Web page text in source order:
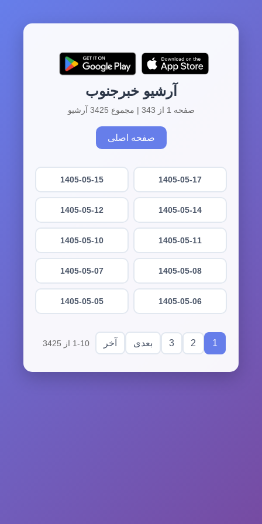
آرشیو خبرجنوب
صفحه 1 از 343 | مجموع 3425 آرشیو
صفحه اصلی
1405-05-17
1405-05-15
1405-05-14
1405-05-12
1405-05-11
1405-05-10
1405-05-08
1405-05-07
1405-05-06
1405-05-05
1
2
3 بعدی آخر 1-10 از 3425